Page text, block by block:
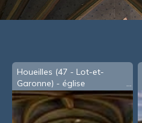
Houeilles (47 - Lot-et-
Garonne) - église